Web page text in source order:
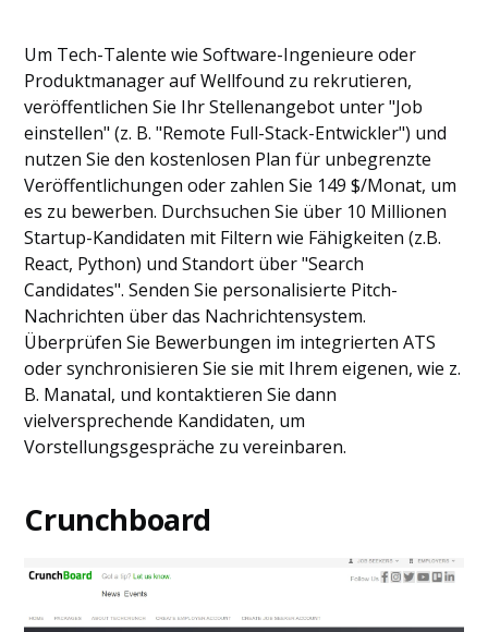
Um Tech-Talente wie Software-Ingenieure oder
Produktmanager auf Wellfound zu rekrutieren,
veröffentlichen Sie Ihr Stellenangebot unter "Job
einstellen" (z. B. "Remote Full-Stack-Entwickler") und
nutzen Sie den kostenlosen Plan für unbegrenzte
Veröffentlichungen oder zahlen Sie 149 $/Monat, um
es zu bewerben. Durchsuchen Sie über 10 Millionen
Startup-Kandidaten mit Filtern wie Fähigkeiten (z.B.
React, Python) und Standort über "Search
Candidates". Senden Sie personalisierte Pitch-
Nachrichten über das Nachrichtensystem.
Überprüfen Sie Bewerbungen im integrierten ATS
oder synchronisieren Sie sie mit Ihrem eigenen, wie z.
B. Manatal, und kontaktieren Sie dann
vielversprechende Kandidaten, um
Vorstellungsgespräche zu vereinbaren.
Crunchboard